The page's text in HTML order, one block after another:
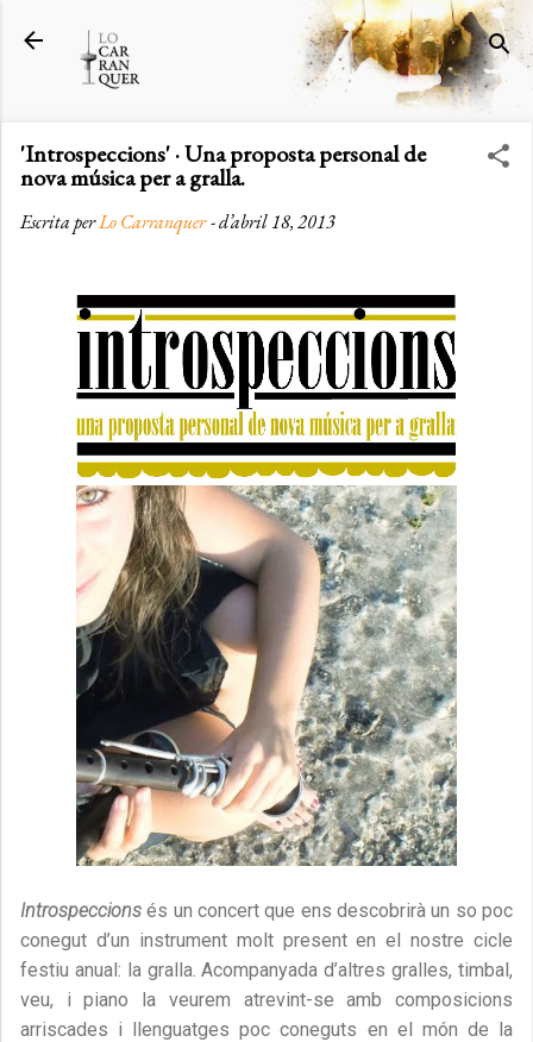
Salta al contingut principal
'Introspeccions' · Una proposta personal de
nova música per a gralla.
Escrita perLo Carranquer-d’abril 18, 2013
Introspeccions és un concert que ens descobrirà un so poc
conegut d’un instrument molt present en el nostre cicle
festiu anual: la gralla. Acompanyada d’altres gralles, timbal,
veu, i piano la veurem atrevint-se amb composicions
arriscades i llenguatges poc coneguts en el món de la